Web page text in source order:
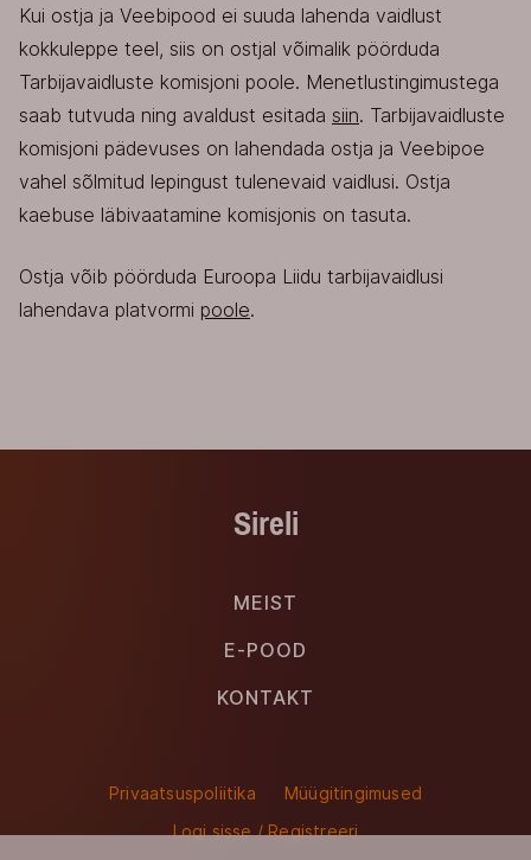
Kui ostja ja Veebipood ei suuda lahenda vaidlust
kokkuleppe teel, siis on ostjal võimalik pöörduda
Tarbijavaidluste komisjoni poole. Menetlustingimustega
saab tutvuda ning avaldust esitada siin. Tarbijavaidluste
komisjoni pädevuses on lahendada ostja ja Veebipoe
vahel sõlmitud lepingust tulenevaid vaidlusi. Ostja
kaebuse läbivaatamine komisjonis on tasuta.
Ostja võib pöörduda Euroopa Liidu tarbijavaidlusi
lahendava platvormi poole.
Sireli
MEIST
E-POOD
KONTAKT
Privaatsuspoliitika
Müügitingimused
Logi sisse / Registreeri